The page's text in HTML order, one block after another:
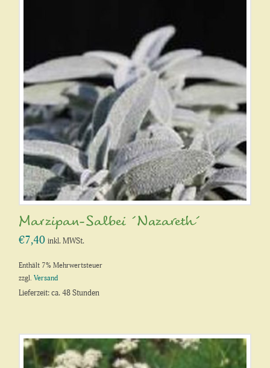
Marzipan-Salbei ´Nazareth´
€7,40 inkl. MWSt.
Enthält 7% Mehrwertsteuer
zzgl.Versand
Lieferzeit: ca. 48 Stunden